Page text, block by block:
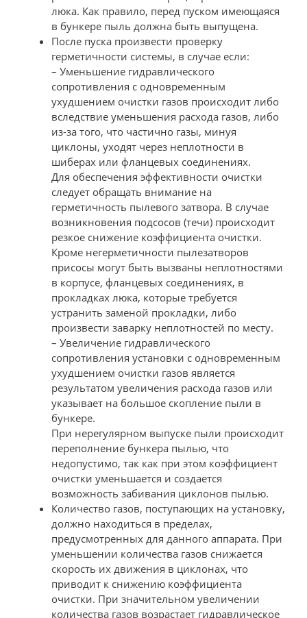
люка. Как правило, перед пуском имеющаяся
в бункере пыль должна быть выпущена.
После пуска произвести проверку
герметичности системы, в случае если:
– Уменьшение гидравлического
сопротивления с одновременным
ухудшением очистки газов происходит либо
вследствие уменьшения расхода газов, либо
из-за того, что частично газы, минуя
циклоны, уходят через неплотности в
шиберах или фланцевых соединениях.
Для обеспечения эффективности очистки
следует обращать внимание на
герметичность пылевого затвора. В случае
возникновения подсосов (течи) происходит
резкое снижение коэффициента очистки.
Кроме негерметичности пылезатворов
присосы могут быть вызваны неплотностями
в корпусе, фланцевых соединениях, в
прокладках люка, которые требуется
устранить заменой прокладки, либо
произвести заварку неплотностей по месту.
– Увеличение гидравлического
сопротивления установки с одновременным
ухудшением очистки газов является
результатом увеличения расхода газов или
указывает на большое скопление пыли в
бункере.
При нерегулярном выпуске пыли происходит
переполнение бункера пылью, что
недопустимо, так как при этом коэффициент
очистки уменьшается и создается
возможность забивания циклонов пылью.
Количество газов, поступающих на установку,
должно находиться в пределах,
предусмотренных для данного аппарата. При
уменьшении количества газов снижается
скорость их движения в циклонах, что
приводит к снижению коэффициента
очистки. При значительном увеличении
количества газов возрастает гидравлическое